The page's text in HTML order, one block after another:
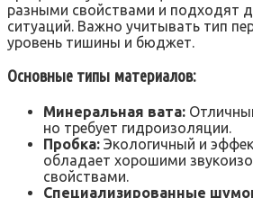
разными свойствами и подходят
ситуаций. Важно учитывать тип
уровень тишины и бюджет.
Основные типы материалов:
Минеральная вата:
но требует гидроизоляции.
Пробка: Экологичный и
обладает хорошими
свойствами.
Специализированные